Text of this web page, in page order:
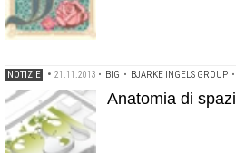
NOTIZIE • 21.11.2013 • BIG • BJARKE INGELS GROUP •
Anatomia di spazi